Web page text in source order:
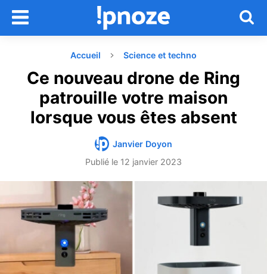
Accueil Science et techno
Ce nouveau drone de Ring
patrouille votre maison
lorsque vous êtes absent
Janvier Doyon
Publié le 12 janvier 2023